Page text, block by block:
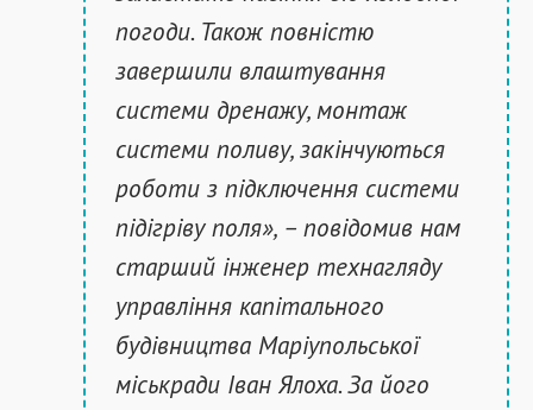
погоди. Також повністю
завершили влаштування
системи дренажу, монтаж
системи поливу, закінчуються
роботи з підключення системи
підігріву поля», – повідомив нам
старший інженер технагляду
управління капітального
будівництва Маріупольської
міськради Іван Ялоха. За його